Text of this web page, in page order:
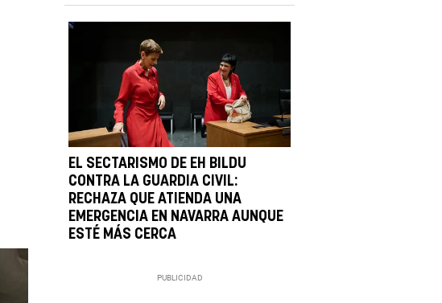
EL SECTARISMO DE EH BILDU
CONTRA LA GUARDIA CIVIL:
RECHAZA QUE ATIENDA UNA
EMERGENCIA EN NAVARRA AUNQUE
ESTÉ MÁS CERCA